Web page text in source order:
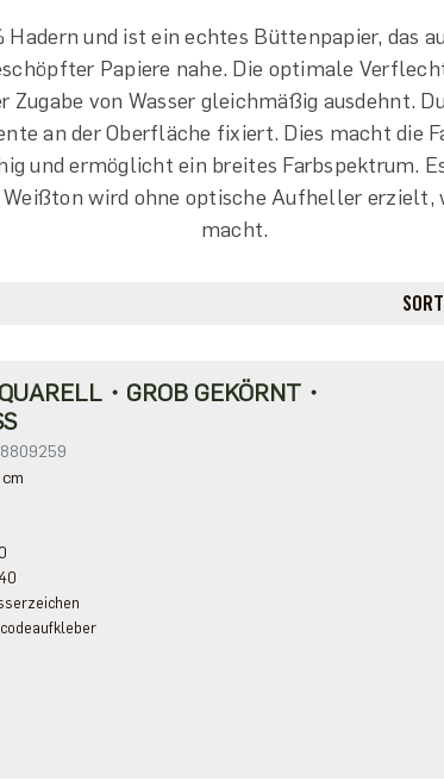
und ist ein echtes Büttenpapier, das
Papiere nahe. Die optimale
Zugabe von Wasser gleichmäßig ausdehnt.
an der Oberfläche fixiert. Dies macht die
und ermöglicht ein breites Farbspektrum.
wird ohne optische Aufheller erzielt,
macht.
・GROB GEKÖRNT・